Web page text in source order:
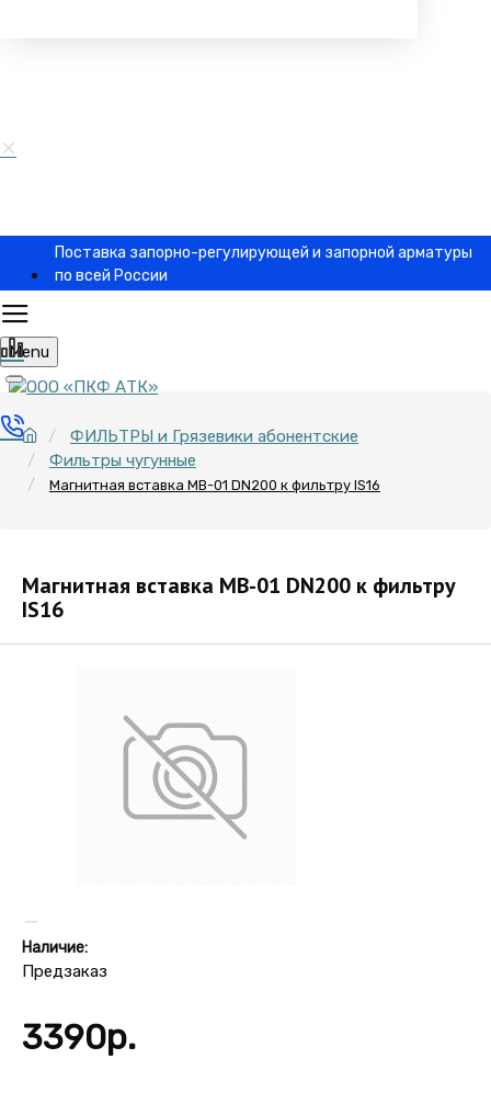
Поставка запорно-регулирующей и запорной арматуры
по всей России
Menu
ФИЛЬТРЫ и Грязевики абонентские
Фильтры чугунные
Магнитная вставка МВ-01 DN200 к фильтру IS16
Магнитная вставка МВ-01 DN200 к фильтру
IS16
Наличие:
Предзаказ
3390р.